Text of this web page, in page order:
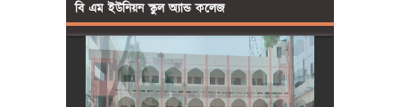
বি এম ইউনিয়ন স্কুল অ্যান্ড কলেজ